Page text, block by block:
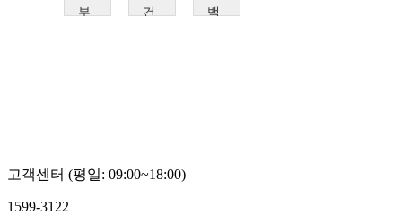
부
태
건
백
고객센터 (평일: 09:00~18:00)
1599-3122